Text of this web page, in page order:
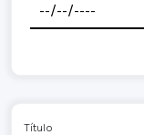
Título